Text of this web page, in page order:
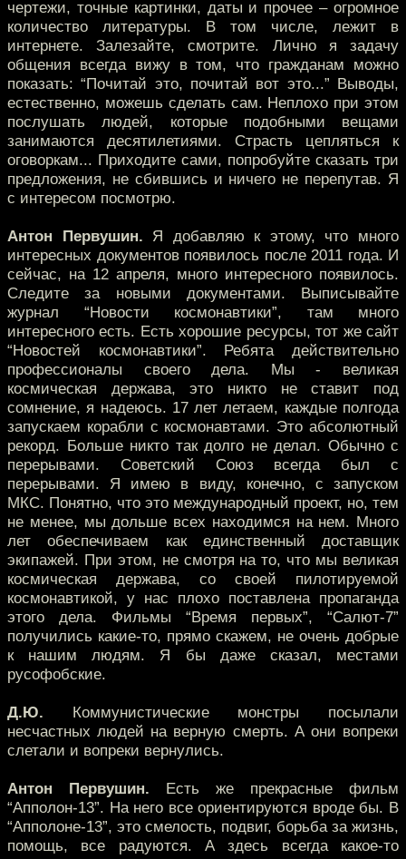
чертежи, точные картинки, даты и прочее – огромное
количество литературы. В том числе, лежит в
интернете. Залезайте, смотрите. Лично я задачу
общения всегда вижу в том, что гражданам можно
показать: “Почитай это, почитай вот это...” Выводы,
естественно, можешь сделать сам. Неплохо при этом
послушать людей, которые подобными вещами
занимаются десятилетиями. Страсть цепляться к
оговоркам... Приходите сами, попробуйте сказать три
предложения, не сбившись и ничего не перепутав. Я
с интересом посмотрю.
Антон Первушин. Я добавляю к этому, что много
интересных документов появилось после 2011 года. И
сейчас, на 12 апреля, много интересного появилось.
Следите за новыми документами. Выписывайте
журнал “Новости космонавтики”, там много
интересного есть. Есть хорошие ресурсы, тот же сайт
“Новостей космонавтики”. Ребята действительно
профессионалы своего дела. Мы - великая
космическая держава, это никто не ставит под
сомнение, я надеюсь. 17 лет летаем, каждые полгода
запускаем корабли с космонавтами. Это абсолютный
рекорд. Больше никто так долго не делал. Обычно с
перерывами. Советский Союз всегда был с
перерывами. Я имею в виду, конечно, с запуском
МКС. Понятно, что это международный проект, но, тем
не менее, мы дольше всех находимся на нем. Много
лет обеспечиваем как единственный доставщик
экипажей. При этом, не смотря на то, что мы великая
космическая держава, со своей пилотируемой
космонавтикой, у нас плохо поставлена пропаганда
этого дела. Фильмы “Время первых”, “Салют-7”
получились какие-то, прямо скажем, не очень добрые
к нашим людям. Я бы даже сказал, местами
русофобские.
Д.Ю. Коммунистические монстры посылали
несчастных людей на верную смерть. А они вопреки
слетали и вопреки вернулись.
Антон Первушин. Есть же прекрасные фильм
“Апполон-13”. На него все ориентируются вроде бы. В
“Апполоне-13”, это смелость, подвиг, борьба за жизнь,
помощь, все радуются. А здесь всегда какое-то